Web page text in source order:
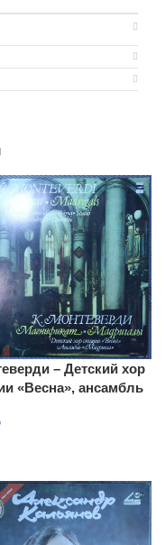
– Детский хор
«Весна», ансамбль